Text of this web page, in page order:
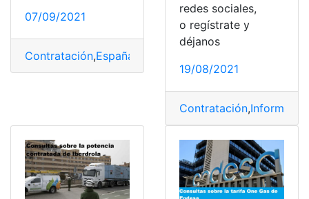
07/09/2021
Contratación,España
redes sociales,
o regístrate y
déjanos
19/08/2021
Contratación,Informe